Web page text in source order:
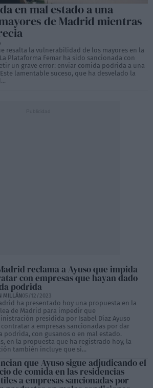
en mal estado a una
de Madrid mientras
resalta la vulnerabilidad de los mayores en la
Plataforma Femar ha sido sancionada con
un grave error: enviar comida podrida a una
lamentable suceso, que ha desvelado la
reclama a Ayuso que impida
con empresas que hayan dado
podrida
MILLÁN05/12/2023
ha presentado hoy una propuesta en la
de Madrid para impedir que
presidida por Isabel Díaz Ayuso
a empresas sancionadas por dar
podrida, con gusanos o en mal estado.
en la propuesta que ha registrado hoy, la
también incluye que si...
que Ayuso sigue adjudicando el
de comida en las residencias
a empresas sancionadas por